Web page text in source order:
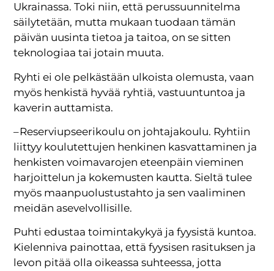
Ukrainassa. Toki niin, että perussuunnitelma
säilytetään, mutta mukaan tuodaan tämän
päivän uusinta tietoa ja taitoa, on se sitten
teknologiaa tai jotain muuta.
Ryhti ei ole pelkästään ulkoista olemusta, vaan
myös henkistä hyvää ryhtiä, vastuuntuntoa ja
kaverin auttamista.
– Reserviupseerikoulu on johtajakoulu. Ryhtiin
liittyy koulutettujen henkinen kasvattaminen ja
henkisten voimavarojen eteenpäin vieminen
harjoittelun ja kokemusten kautta. Sieltä tulee
myös maanpuolustustahto ja sen vaaliminen
meidän asevelvollisille.
Puhti edustaa toimintakykyä ja fyysistä kuntoa.
Kielenniva painottaa, että fyysisen rasituksen ja
levon pitää olla oikeassa suhteessa, jotta